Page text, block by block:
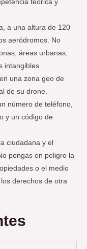
teórica y
a una altura de 120
aeródromos. No
áreas urbanas,
intangibles.
una zona geo de
de su drone.
número de teléfono,
y un código de
ciudadana y el
pongas en peligro la
o el medio
derechos de otra